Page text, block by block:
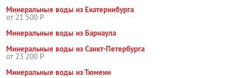
Минеральные воды из Екатеринбурга
от 21 500 Р
Минеральные воды из Барнаула
Минеральные воды из Санкт-Петербурга
от 23 200 Р
Минеральные воды из Тюмени